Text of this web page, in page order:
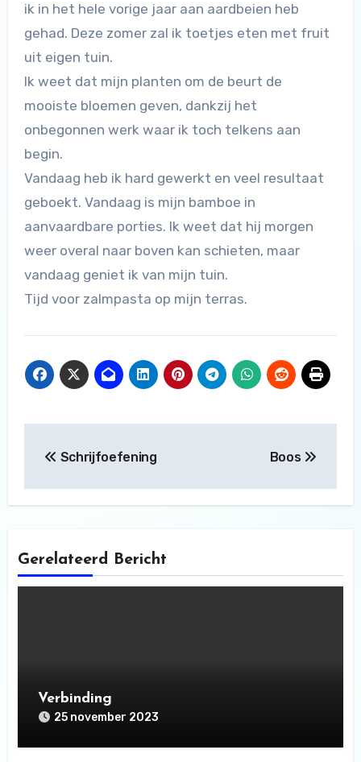
ik in het hele vorige jaar aan aardbeien heb
gehad. Deze zomer zal ik toetjes eten met fruit
uit eigen tuin.
Ik weet dat mijn planten om de beurt de
mooiste bloemen geven, dankzij het
onbegonnen werk waar ik toch telkens aan
begin.
Vandaag heb ik hard gewerkt en veel resultaat
geboekt. Vandaag is mijn bamboe in
aanvaardbare porties. Ik weet dat hij morgen
weer overal naar boven kan schieten, maar
vandaag geniet ik van mijn tuin.
Tijd voor zalmpasta op mijn terras.
navigatie
Schrijfoefening Boos
Gerelateerd Bericht
Verbinding
25 november 2023